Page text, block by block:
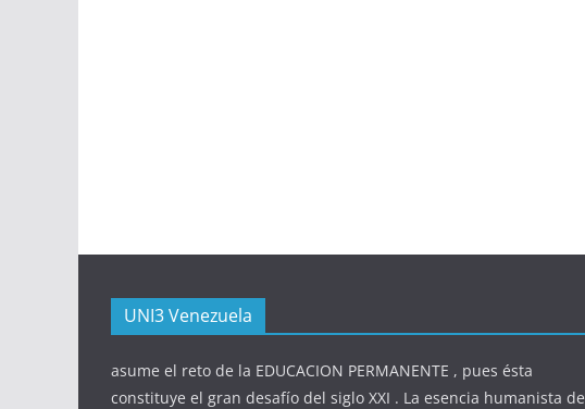
UNI3 Venezuela
asume el reto de la EDUCACION PERMANENTE , pues ésta
constituye el gran desafío del siglo XXI . La esencia humanista de